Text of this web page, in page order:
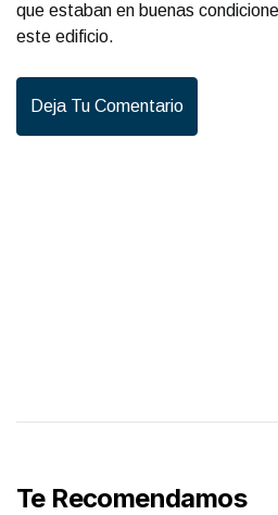
que estaban en buenas
este edificio.
Deja Tu Comentario
Te Recomendamos